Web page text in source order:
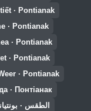
· Pontianak
· Pontianak
· Pontianak
· Pontianak
· Pontianak
· Понтіанак
الطقس ·